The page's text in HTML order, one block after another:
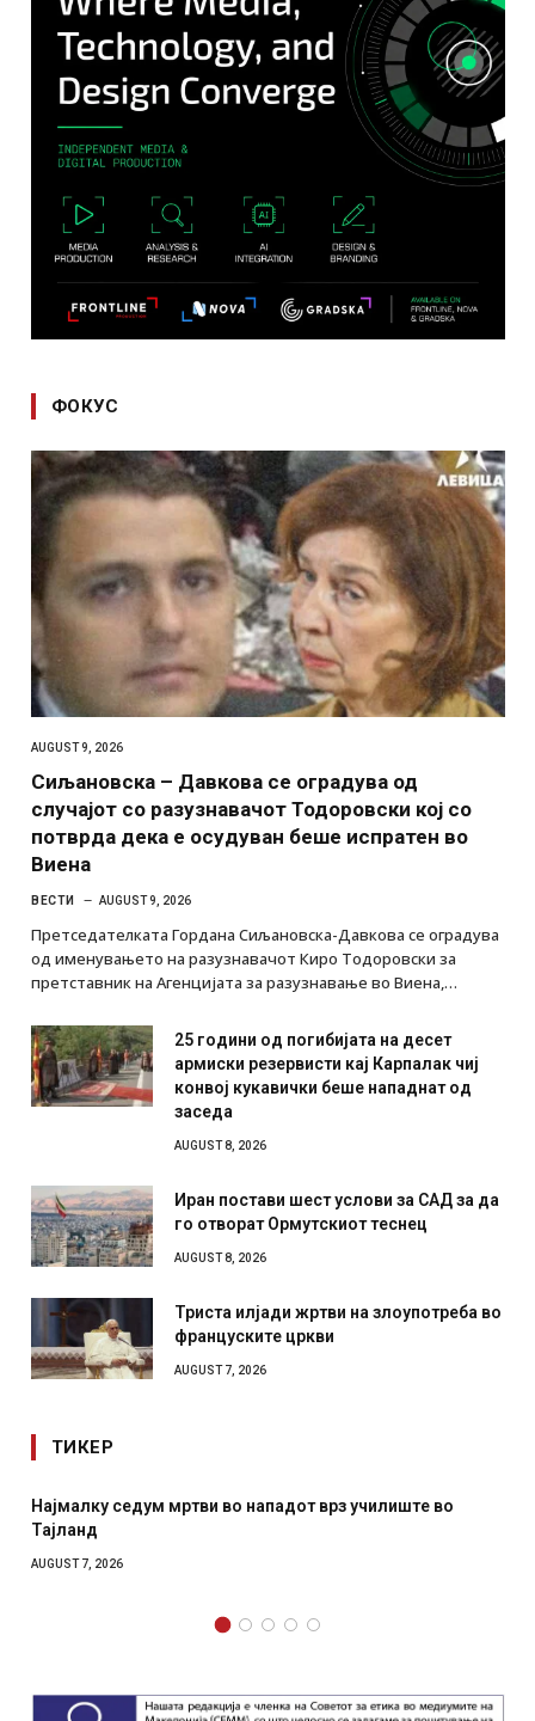
ФОКУС
AUGUST 9, 2026
Сиљановска – Давкова се оградува од
случајот со разузнавачот Тодоровски кој со
потврда дека е осудуван беше испратен во
Виена
ВЕСТИ AUGUST 9, 2026
Претседателката Гордана Сиљановска-Давкова се оградува
од именувањето на разузнавачот Киро Тодоровски за
претставник на Агенцијата за разузнавање во Виена,…
25 години од погибијата на десет
армиски резервисти кај Карпалак чиј
конвој кукавички беше нападнат од
заседа
AUGUST 8, 2026
Иран постави шест услови за САД за да
го отворат Ормутскиот теснец
AUGUST 8, 2026
Триста илјади жртви на злоупотреба во
француските цркви
AUGUST 7, 2026
ТИКЕР
Најмалку седум мртви во нападот врз училиште во
Тајланд
AUGUST 7, 2026